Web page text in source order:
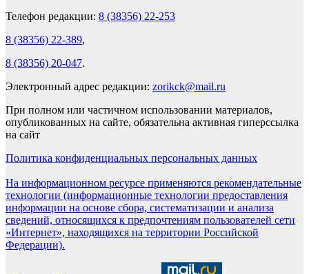
Телефон редакции: 8 (38356) 22-253
8 (38356) 22-389,
8 (38356) 20-047.
Электронный адрес редакции: zorikck@mail.ru
При полном или частичном использовании материалов,
опубликованных на сайте, обязательна активная гиперссылка
на сайт
Политика конфиденциальных персональных данных
На информационном ресурсе применяются рекомендательные
технологии (информационные технологии предоставления
информации на основе сбора, систематизации и анализа
сведений, относящихся к предпочтениям пользователей сети
«Интернет», находящихся на территории Российской
Федерации).